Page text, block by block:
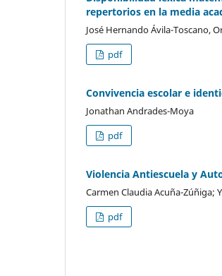
repertorios en la media
José Hernando Ávila-Toscano,
pdf
Convivencia escolar e
Jonathan Andrades-Moya
pdf
Violencia Antiescuela y
Carmen Claudia Acuña-Zúñiga;
pdf